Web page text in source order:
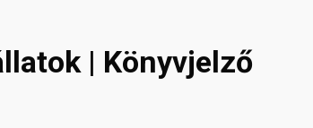
| Könyvjelző